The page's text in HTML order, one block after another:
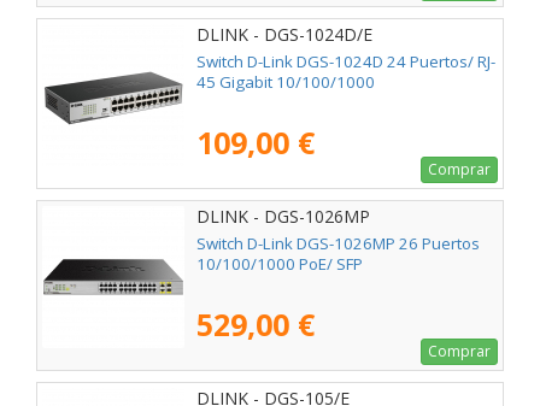
DLINK - DGS-1024D/E
Switch D-Link DGS-1024D 24 Puertos/ RJ-
45 Gigabit 10/100/1000
109,00 €
Comprar
DLINK - DGS-1026MP
Switch D-Link DGS-1026MP 26 Puertos
10/100/1000 PoE/ SFP
529,00 €
Comprar
DLINK - DGS-105/E